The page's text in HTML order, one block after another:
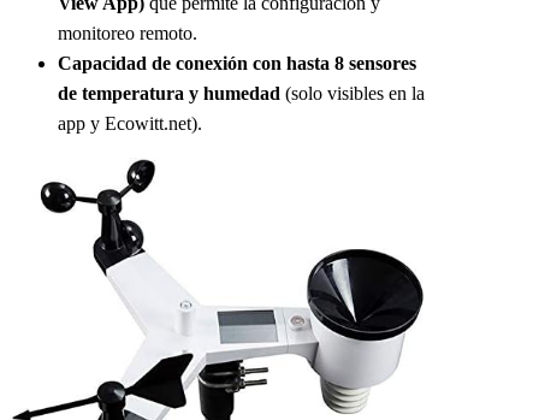
monitoreo remoto.
Capacidad de conexión con hasta 8 sensores
de temperatura y humedad (solo visibles en la
app y Ecowitt.net).